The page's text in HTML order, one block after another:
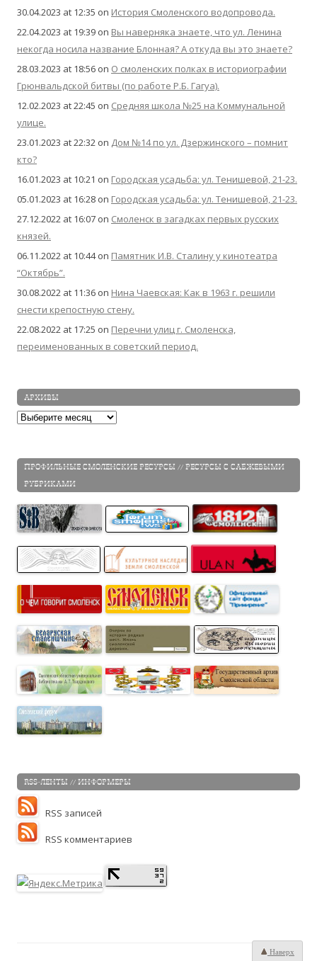
30.04.2023 at 12:35 on История Смоленского водопровода.
22.04.2023 at 19:39 on Вы наверняка знаете, что ул. Ленина
некогда носила название Блонная? А откуда вы это знаете?
28.03.2023 at 18:56 on О смоленских полках в историографии
Грюнвальдской битвы (по работе Р.Б. Гагуа).
12.02.2023 at 22:45 on Средняя школа №25 на Коммунальной
улице.
23.01.2023 at 22:32 on Дом №14 по ул. Дзержинского – помнит
кто?
16.01.2023 at 10:21 on Городская усадьба: ул. Тенишевой, 21-23.
05.01.2023 at 16:28 on Городская усадьба: ул. Тенишевой, 21-23.
27.12.2022 at 16:07 on Смоленск в загадках первых русских
князей.
06.11.2022 at 10:44on Памятник И.В. Сталину у кинотеатра
“Октябрь”.
30.08.2022 at 11:36 on Нина Чаевская: Как в 1963 г. решили
снести крепостную стену.
22.08.2022 at 17:25 on Перечни улиц г. Смоленска,
переименованных в советский период.
АРХИВЫ
Архивы
ПРОФИЛЬНЫЕ СМОЛЕНСКИЕ РЕСУРСЫ // РЕСУРСЫ С САБЖЕВЫМИ
РУБРИКАМИ
RSS-ЛЕНТЫ // ИНФОРМЕРЫ
RSS записей
RSS комментариев
Наверх